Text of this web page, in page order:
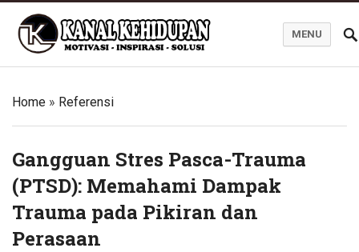
Blog Kanal Kehidupan
MENU
Home » Referensi
Gangguan Stres Pasca-Trauma
(PTSD): Memahami Dampak
Trauma pada Pikiran dan
Perasaan